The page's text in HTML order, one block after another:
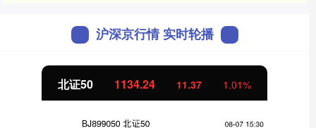
沪深京行情 实时轮播
北证50 1134.24 11.37 1.01%